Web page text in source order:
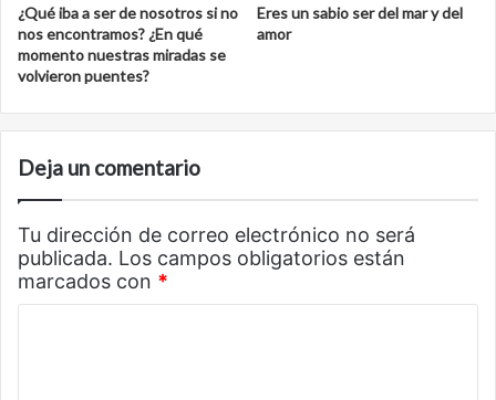
¿Qué iba a ser de nosotros si no
nos encontramos? ¿En qué
momento nuestras miradas se
volvieron puentes?
Eres un sabio ser del mar y del
amor
Deja un comentario
Tu dirección de correo electrónico no será
publicada. Los campos obligatorios están
marcados con *